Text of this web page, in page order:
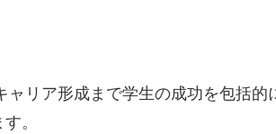
リア形成まで学生の成功を包括
。